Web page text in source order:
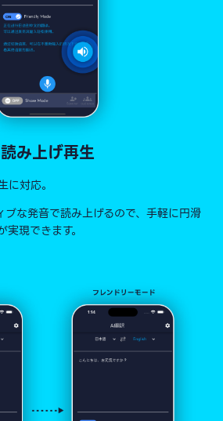
読み上げ再生
対応。
ブな発音で読み上げるので、手軽に円滑
現できます。